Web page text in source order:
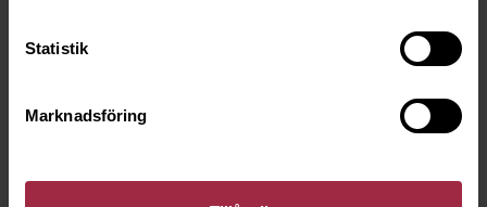
Statistik
Marknadsföring